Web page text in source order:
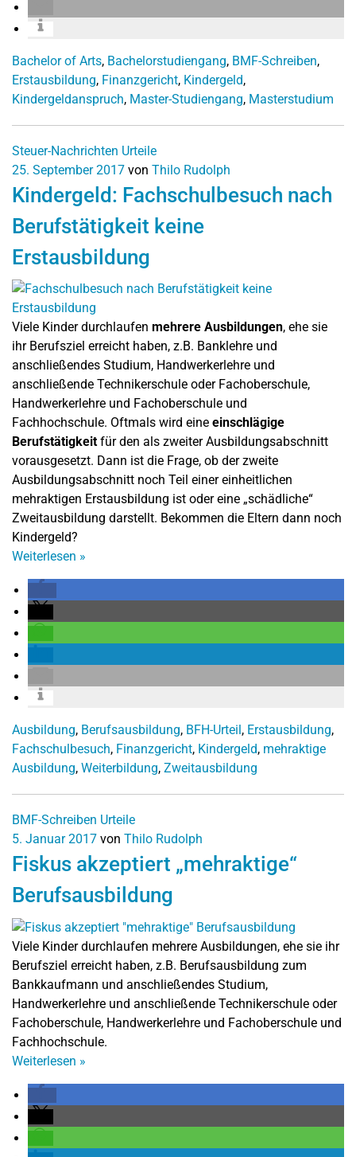
Bachelor of Arts, Bachelorstudiengang, BMF-Schreiben,
Erstausbildung, Finanzgericht, Kindergeld,
Kindergeldanspruch, Master-Studiengang, Masterstudium
Steuer-Nachrichten Urteile
25. September 2017 von Thilo Rudolph
Kindergeld: Fachschulbesuch nach
Berufstätigkeit keine
Erstausbildung
Viele Kinder durchlaufen mehrere Ausbildungen, ehe sie
ihr Berufsziel erreicht haben, z.B. Banklehre und
anschließendes Studium, Handwerkerlehre und
anschließende Technikerschule oder Fachoberschule,
Handwerkerlehre und Fachoberschule und
Fachhochschule. Oftmals wird eine einschlägige
Berufstätigkeitfür den als zweiter Ausbildungsabschnitt
vorausgesetzt. Dann ist die Frage, ob der zweite
Ausbildungsabschnitt noch Teil einer einheitlichen
mehraktigen Erstausbildung ist oder eine „schädliche“
Zweitausbildung darstellt. Bekommen die Eltern dann noch
Kindergeld?
Weiterlesen »
Ausbildung, Berufsausbildung, BFH-Urteil, Erstausbildung,
Fachschulbesuch, Finanzgericht, Kindergeld, mehraktige
Ausbildung, Weiterbildung, Zweitausbildung
BMF-Schreiben Urteile
5. Januar 2017 von Thilo Rudolph
Fiskus akzeptiert „mehraktige“
Berufsausbildung
Viele Kinder durchlaufen mehrere Ausbildungen, ehe sie ihr
Berufsziel erreicht haben, z.B. Berufsausbildung zum
Bankkaufmann und anschließendes Studium,
Handwerkerlehre und anschließende Technikerschule oder
Fachoberschule, Handwerkerlehre und Fachoberschule und
Fachhochschule.
Weiterlesen »